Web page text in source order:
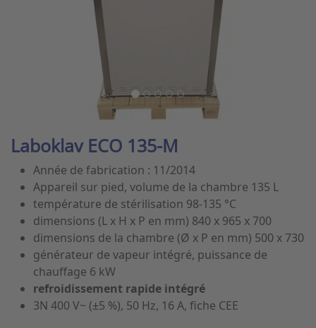
Laboklav ECO 135-M
Année de fabrication : 11/2014
Appareil sur pied, volume de la chambre 135 L
température de stérilisation 98-135 °C
dimensions (L x H x P en mm) 840 x 965 x 700
dimensions de la chambre (Ø x P en mm) 500 x 730
générateur de vapeur intégré, puissance de
chauffage 6 kW
refroidissement rapide intégré
3N 400 V~ (±5 %), 50 Hz, 16 A, fiche CEE